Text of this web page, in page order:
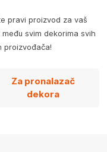
pravi proizvod za vaš
svim dekorima svih
proizvođača!
Za pronalazač
dekora